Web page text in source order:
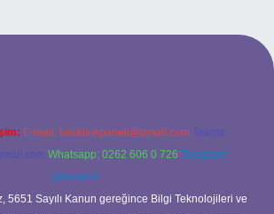
E-mail: backlinkpaneli@gmail.com Teams:
Whatsapp: 0262 606 0 726 Telegram:
@karabul
5651 Sayılı Kanun gereğince Bilgi Teknolojileri ve